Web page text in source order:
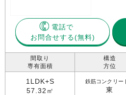
電話で
お問合せする
間取り
専有面積
1LDK+S
57.32㎡
構造
方位
鉄筋コンクリー
東